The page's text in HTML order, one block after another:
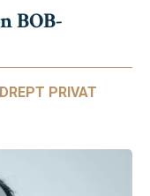
BOB-
PRIVAT